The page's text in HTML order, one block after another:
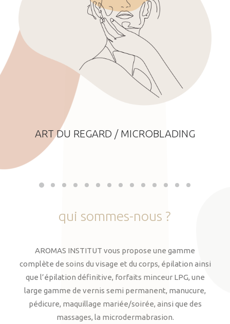
ART DU REGARD / MICROBLADING
qui sommes-nous ?
AROMAS INSTITUT vous propose une gamme
complète de soins du visage et du corps, épilation ainsi
que l’épilation définitive, forfaits minceur LPG, une
large gamme de vernis semi permanent, manucure,
pédicure, maquillage mariée/soirée, ainsi que des
massages, la microdermabrasion.